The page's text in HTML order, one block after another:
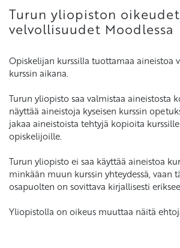
Turun yliopiston
velvollisuudet Moodlessa
Opiskelijan kurssilla tuottamaa aineistoa
kurssin aikana.
Turun yliopisto saa valmistaa aineistosta
näyttää aineistoja kyseisen kurssin
jakaa aineistoista tehtyjä kopioita
opiskelijoille.
Turun yliopisto ei saa käyttää aineistoa
minkään muun kurssin yhteydessä, vaan
osapuolten on sovittava kirjallisesti
Yliopistolla on oikeus muuttaa näitä